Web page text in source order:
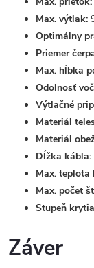
Max. výtlak:
Optimálny
Priemer
Max. hĺbka
Odolnosť
Výtlačné
Materiál
Materiál
Dĺžka kábla:
Max. teplota
Max. počet
Stupeň
Záver